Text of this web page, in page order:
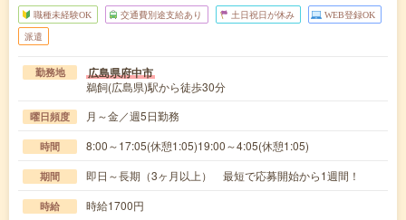
職種未経験OK 交通費別途支給あり 土日祝日が休み WEB登録OK
派遣
勤務地 広島県府中市
鵜飼(広島県)駅から徒歩30分
曜日頻度 月～金／週5日勤務
時間 8:00～17:05(休憩1:05)19:00～4:05(休憩1:05)
期間 即日～長期（3ヶ月以上） 最短で応募開始から1週間！
時給 時給1700円